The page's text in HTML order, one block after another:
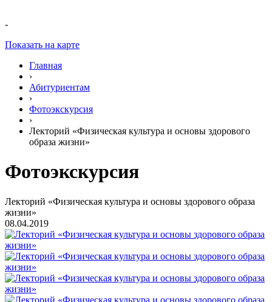
-
Показать на карте
Главная
›
Абитуриентам
›
Фотоэкскурсия
›
Лекторий «Физическая культура и основы здорового
образа жизни»
Фотоэкскурсия
Лекторий «Физическая культура и основы здорового образа
жизни»
08.04.2019